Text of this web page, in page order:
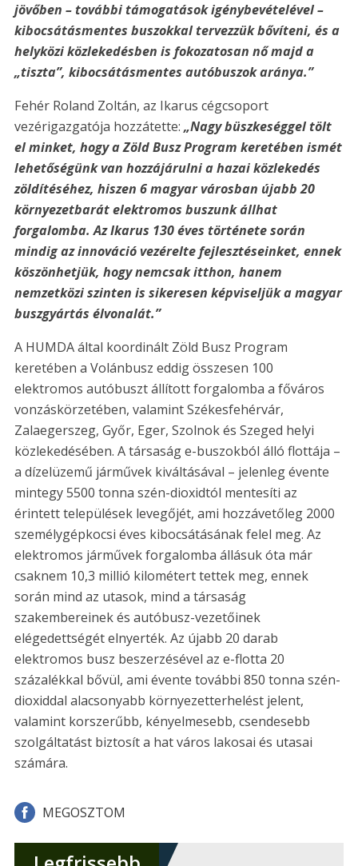
jövőben – további támogatások igénybevételével –
kibocsátásmentes buszokkal tervezzük bővíteni, és a
helyközi közlekedésben is fokozatosan nő majd a
„tiszta”, kibocsátásmentes autóbuszok aránya.”
Fehér Roland Zoltán, az Ikarus cégcsoport
vezérigazgatója hozzátette: „Nagy büszkeséggel tölt
el minket, hogy a Zöld Busz Program keretében ismét
lehetőségünk van hozzájárulni a hazai közlekedés
zöldítéséhez, hiszen 6 magyar városban újabb 20
környezetbarát elektromos buszunk állhat
forgalomba. Az Ikarus 130 éves története során
mindig az innováció vezérelte fejlesztéseinket, ennek
köszönhetjük, hogy nemcsak itthon, hanem
nemzetközi szinten is sikeresen képviseljük a magyar
buszgyártás élvonalát.”
A HUMDA által koordinált Zöld Busz Program
keretében a Volánbusz eddig összesen 100
elektromos autóbuszt állított forgalomba a főváros
vonzáskörzetében, valamint Székesfehérvár,
Zalaegerszeg, Győr, Eger, Szolnok és Szeged helyi
közlekedésében. A társaság e-buszokból álló flottája –
a dízelüzemű járművek kiváltásával – jelenleg évente
mintegy 5500 tonna szén-dioxidtól mentesíti az
érintett települések levegőjét, ami hozzávetőleg 2000
személygépkocsi éves kibocsátásának felel meg. Az
elektromos járművek forgalomba állásuk óta már
csaknem 10,3 millió kilométert tettek meg, ennek
során mind az utasok, mind a társaság
szakembereinek és autóbusz-vezetőinek
elégedettségét elnyerték. Az újabb 20 darab
elektromos busz beszerzésével az e-flotta 20
százalékkal bővül, ami évente további 850 tonna szén-
dioxiddal alacsonyabb környezetterhelést jelent,
valamint korszerűbb, kényelmesebb, csendesebb
szolgáltatást biztosít a hat város lakosai és utasai
számára.
MEGOSZTOM